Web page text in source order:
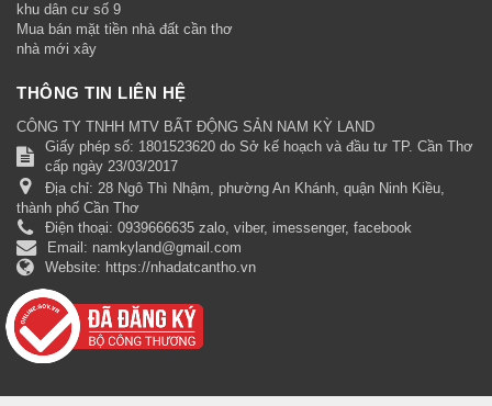
khu dân cư số 9
Mua bán mặt tiền nhà đất cần thơ
nhà mới xây
THÔNG TIN LIÊN HỆ
CÔNG TY TNHH MTV BẤT ĐỘNG SẢN NAM KỲ LAND
Giấy phép số: 1801523620 do Sở kế hoạch và đầu tư TP. Cần Thơ
cấp ngày 23/03/2017
Địa chỉ: 28 Ngô Thì Nhậm, phường An Khánh, quận Ninh Kiều,
thành phố Cần Thơ
Điện thoại: 0939666635 zalo, viber, imessenger, facebook
Email: namkyland@gmail.com
Website: https://nhadatcantho.vn